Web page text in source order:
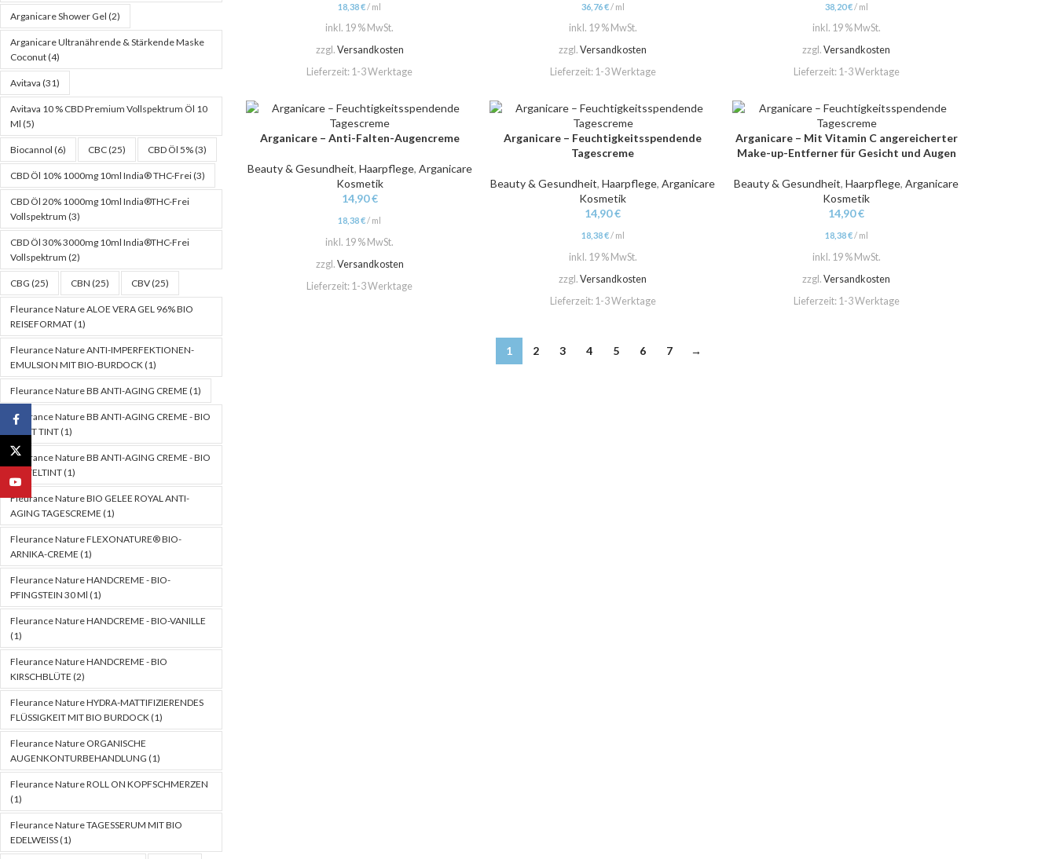
Arganicare Shower Gel (2)
Arganicare Ultranährende & Stärkende Maske
Coconut(4)
Avitava (31)
Avitava 10 % CBD Premium Vollspektrum Öl 10
Ml (5)
Biocannol (6) CBC(25) CBD Öl 5%(3)
CBD Öl 10% 1000mg 10ml India® THC-Frei(3)
CBD Öl 20% 1000mg 10ml India®THC-Frei
Vollspektrum (3)
CBD Öl 30% 3000mg 10ml India®THC-Frei
Vollspektrum (2)
CBG (25) CBN (25) CBV(25)
Fleurance Nature ALOE VERA GEL 96% BIO
REISEFORMAT(1)
Fleurance Nature ANTI-IMPERFEKTIONEN-
EMULSION MIT BIO-BURDOCK(1)
Fleurance Nature BB ANTI-AGING CREME (1)
Fleurance Nature BB ANTI-AGING CREME - BIO
LIGHT TINT(1)
Fleurance Nature BB ANTI-AGING CREME - BIO
MITTELTINT(1)
Fleurance Nature BIO GELEE ROYAL ANTI-
AGING TAGESCREME (1)
Fleurance Nature FLEXONATURE® BIO-
ARNIKA-CREME (1)
Fleurance Nature HANDCREME - BIO-
PFINGSTEIN 30 Ml (1)
Fleurance Nature HANDCREME - BIO-VANILLE
(1)
Fleurance Nature HANDCREME - BIO
KIRSCHBLÜTE (2)
Fleurance Nature HYDRA-MATTIFIZIERENDES
FLÜSSIGKEIT MIT BIO BURDOCK(1)
Fleurance Nature ORGANISCHE
AUGENKONTURBEHANDLUNG (1)
Fleurance Nature ROLL ON KOPFSCHMERZEN
(1)
Fleurance Nature TAGESSERUM MIT BIO
EDELWEISS(1)
18,38€/ ml
inkl. 19 % MwSt.
zzgl. Versandkosten
Lieferzeit: 1-3 Werktage
36,76€/ ml
inkl. 19 % MwSt.
zzgl.Versandkosten
Lieferzeit: 1-3 Werktage
38,20€/ ml
inkl. 19 % MwSt.
zzgl.Versandkosten
Lieferzeit: 1-3 Werktage
IN DEN WARENKORB
Arganicare – Anti-Falten-Augencreme
Beauty & Gesundheit, Haarpflege, Arganicare
Kosmetik
14,90€
18,38€/ ml
inkl. 19 % MwSt.
zzgl. Versandkosten
Lieferzeit: 1-3 Werktage
IN DEN WARENKORB
Arganicare – Feuchtigkeitsspendende
Tagescreme
Beauty & Gesundheit,Haarpflege,Arganicare
Kosmetik
14,90€
18,38€/ ml
inkl. 19 % MwSt.
zzgl.Versandkosten
Lieferzeit: 1-3 Werktage
IN DEN WARENKORB
Arganicare – Mit Vitamin C angereicherter
Make-up-Entferner für Gesicht und Augen
Beauty & Gesundheit,Haarpflege,Arganicare
Kosmetik
14,90€
18,38€/ ml
inkl. 19 % MwSt.
zzgl.Versandkosten
Lieferzeit: 1-3 Werktage
1 2 3 4 5 6 7 →
Facebook
X
YouTube